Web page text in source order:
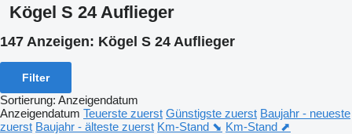
Kögel S 24 Auflieger
147 Anzeigen: Kögel S 24 Auflieger
Filter
Sortierung: Anzeigendatum
Anzeigendatum Teuerste zuerst Günstigste zuerst Baujahr - neueste
zuerst Baujahr - älteste zuerst Km-Stand ⬊ Km-Stand ⬈